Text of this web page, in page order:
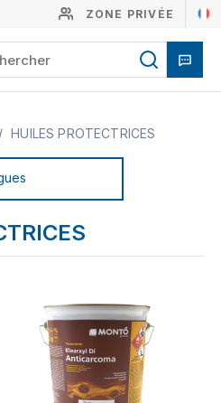
ZONE PRIVÉE
/ HUILES PROTECTRICES